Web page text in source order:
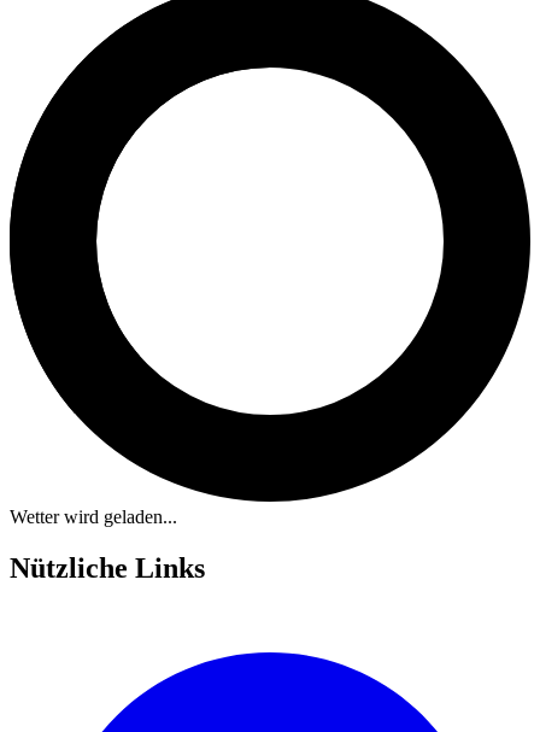
Wetter wird geladen...
Nützliche Links